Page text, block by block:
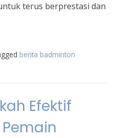
terus berprestasi dan
berita badminton
Efektif